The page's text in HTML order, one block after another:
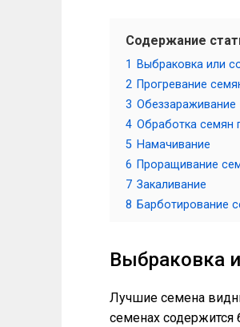
Содержание
1
Выбраковка или
2 Прогревание
3 Обеззараживание
4 Обработка семян
5 Намачивание
6 Проращивание
7 Закаливание
8 Барботирование
Выбраковка
Лучшие семена
семенах